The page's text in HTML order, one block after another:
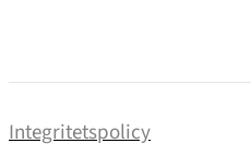
Integritetspolicy